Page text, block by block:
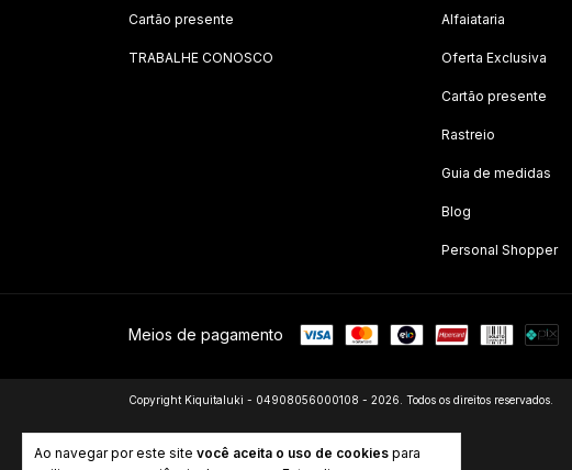
Ao navegar por este site você aceita o uso de cookies para
Cartão presente
TRABALHE CONOSCO
Alfaiataria
Oferta Exclusiva
Cartão presente
Rastreio
Guia de medidas
Blog
Personal Shopper
Meios de pagamento
Copyright Kiquitaluki - 04908056000108 - 2026. Todos os direitos reservados.